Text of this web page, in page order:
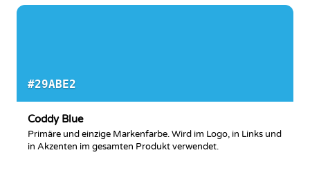
#29ABE2
Coddy Blue
Primäre und einzige Markenfarbe. Wird im Logo, in Links und
in Akzenten im gesamten Produkt verwendet.